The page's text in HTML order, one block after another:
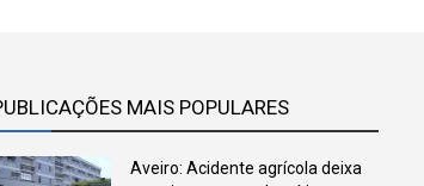
MAIS POPULARES
Aveiro: Acidente agrícola deixa